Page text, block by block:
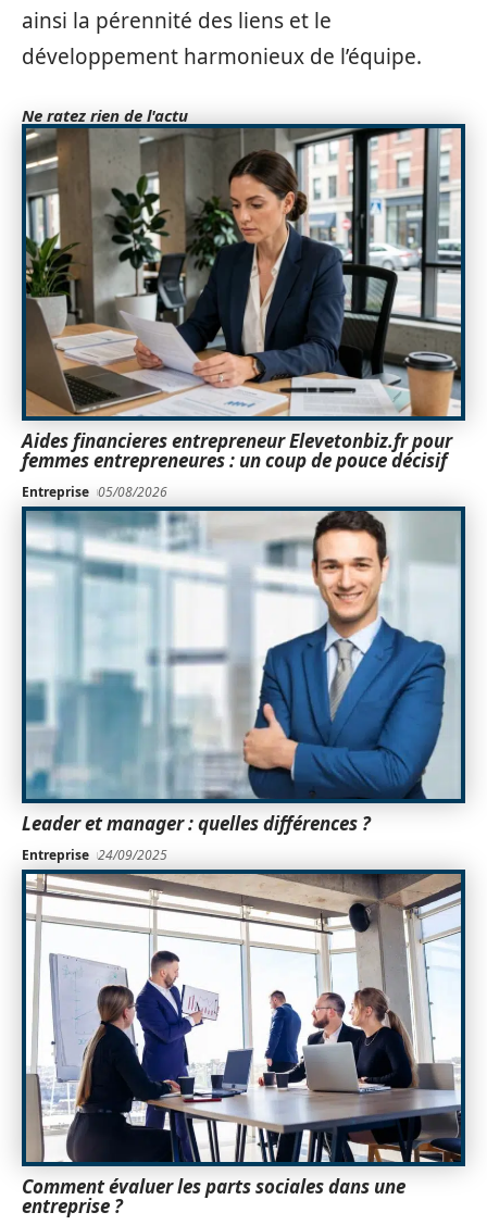
ainsi la pérennité des liens et le
développement harmonieux de l’équipe.
Ne ratez rien de l'actu
Aides financieres entrepreneur Elevetonbiz.fr pour
femmes entrepreneures : un coup de pouce décisif
Entreprise 05/08/2026
Leader et manager : quelles différences ?
Entreprise 24/09/2025
Comment évaluer les parts sociales dans une
entreprise ?